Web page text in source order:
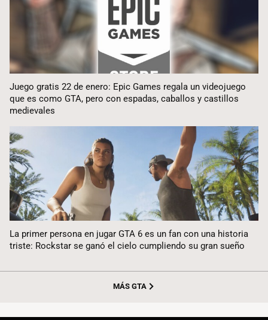
Juego gratis 22 de enero: Epic Games regala un videojuego
que es como GTA, pero con espadas, caballos y castillos
medievales
La primer persona en jugar GTA 6 es un fan con una historia
triste: Rockstar se ganó el cielo cumpliendo su gran sueño
MÁS GTA